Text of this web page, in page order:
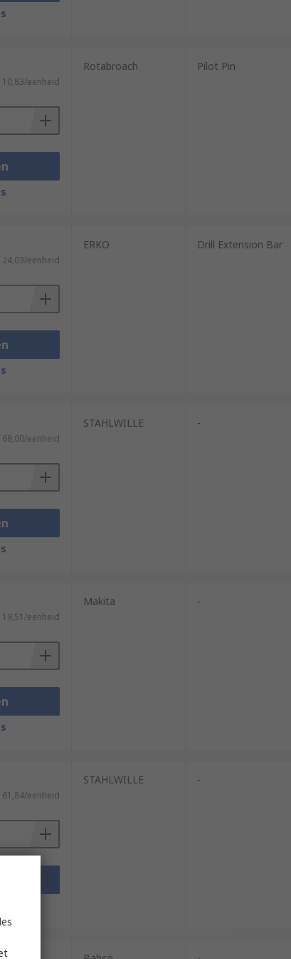
your different requirements.
10,83/eenheid
Rotabroach Pilot Pin
24,03/eenheid
ERKO Drill Extension Bar
68,00/eenheid
STAHLWILLE -
19,51/eenheid
Makita -
eenheid
STAHLWILLE -